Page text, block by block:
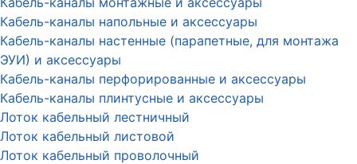
Кабель-каналы напольные и аксессуары
Кабель-каналы настенные (парапетные, для монтажа
ЭУИ) и аксессуары
Кабель-каналы перфорированные и аксессуары
Кабель-каналы плинтусные и аксессуары
Лоток кабельный лестничный
Лоток кабельный листовой
Лоток кабельный проволочный